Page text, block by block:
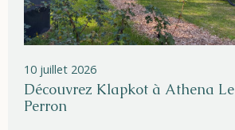
10 juillet 2026
Découvrez Klapkot à Athena Le
Perron